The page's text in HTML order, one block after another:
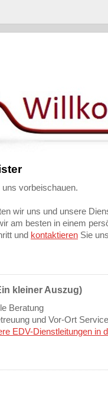
vorbeischauen.
wir uns und unsere
am besten in einem
und kontaktieren Sie
kleiner Auszug)
Beratung
und Vor-Ort Service
EDV-Dienstleitungen in